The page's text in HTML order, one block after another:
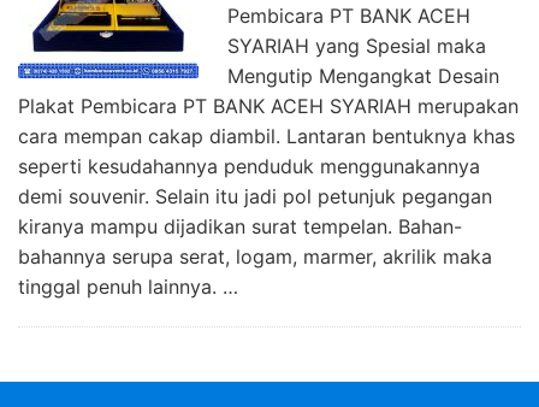
Pembicara PT BANK ACEH
SYARIAH yang Spesial maka
Mengutip Mengangkat Desain
Plakat Pembicara PT BANK ACEH SYARIAH merupakan
cara mempan cakap diambil. Lantaran bentuknya khas
seperti kesudahannya penduduk menggunakannya
demi souvenir. Selain itu jadi pol petunjuk pegangan
kiranya mampu dijadikan surat tempelan. Bahan-
bahannya serupa serat, logam, marmer, akrilik maka
tinggal penuh lainnya. …